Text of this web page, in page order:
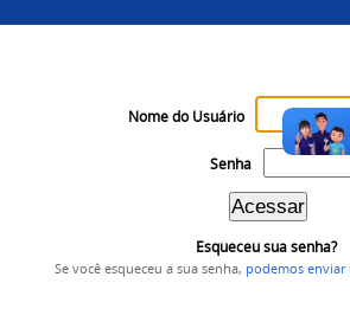
Nome do Usuário
Senha
Esqueceu sua senha?
Se você esqueceu a sua senha, podemos enviar